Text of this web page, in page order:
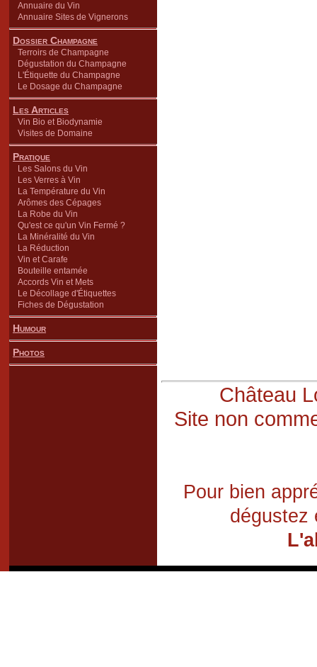
Annuaire du Vin
Annuaire Sites de Vignerons
Dossier Champagne
Terroirs de Champagne
Dégustation du Champagne
L'Étiquette du Champagne
Le Dosage du Champagne
Les Articles
Vin Bio et Biodynamie
Visites de Domaine
Pratique
Les Salons du Vin
Les Verres à Vin
La Température du Vin
Arômes des Cépages
La Robe du Vin
Qu'est ce qu'un Vin Fermé ?
La Minéralité du Vin
La Réduction
Vin et Carafe
Bouteille entamée
Accords Vin et Mets
Le Décollage d'Étiquettes
Fiches de Dégustation
Humour
Photos
Château
Site non
Pour bien
dégustez